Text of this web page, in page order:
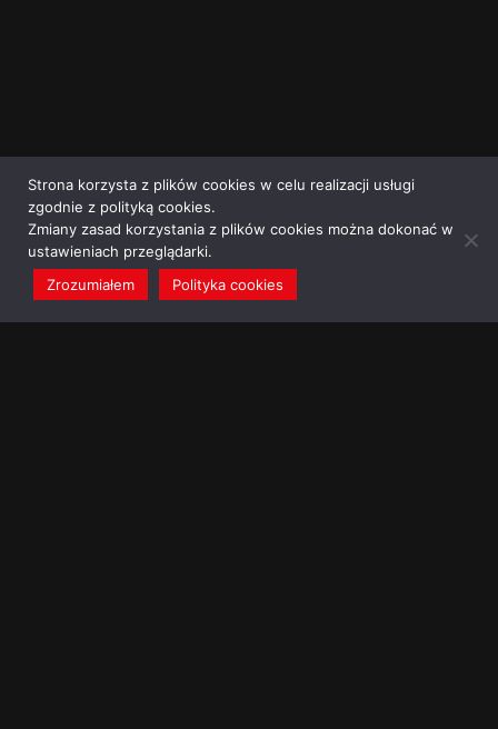
Strona korzysta z plików cookies w celu realizacji usługi
zgodnie z polityką cookies.
Zmiany zasad korzystania z plików cookies można dokonać w
ustawieniach przeglądarki.
Zrozumiałem
Polityka cookies